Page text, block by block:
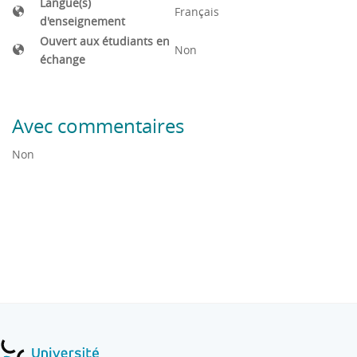
d'enseignement
Français
Ouvert aux étudiants en
échange
Non
Avec commentaires
Non